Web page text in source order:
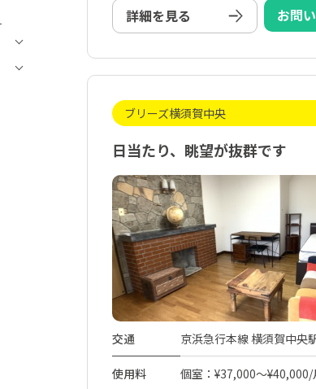
詳細を見る お問
ブリーズ横須賀中央
日当たり、眺望が抜群です
交通 京浜急行本線 横須賀中央
使用料 個室：¥37,000～¥40,000/